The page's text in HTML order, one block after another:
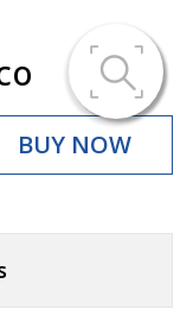
BUY NOW